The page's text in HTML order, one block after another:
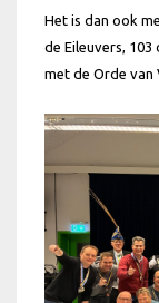
Het is dan ook
de Eileuvers,
met de Orde van